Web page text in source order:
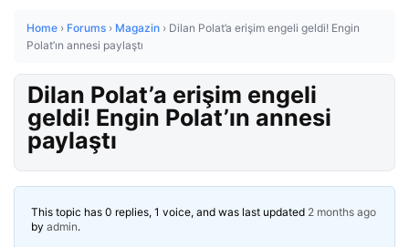
Home › Forums › Magazin › Dilan Polat’a erişim engeli geldi! Engin
Polat’ın annesi paylaştı
Dilan Polat’a erişim engeli
geldi! Engin Polat’ın annesi
paylaştı
This topic has 0 replies, 1 voice, and was last updated 2 months ago
by admin.